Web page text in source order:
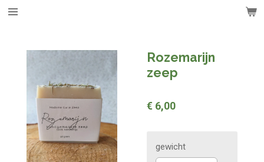
Ga
Rozemarijn
zeep
€ 6,00
gewicht